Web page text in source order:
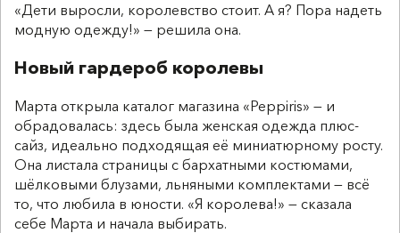
«Дети выросли, королевство стоит. А я? Пора надеть
модную одежду!» — решила она.
Новый гардероб королевы
Марта открыла каталог магазина «Peppiris» — и
обрадовалась: здесь была женская одежда плюс-
сайз, идеально подходящая её миниатюрному росту.
Она листала страницы с бархатными костюмами,
шёлковыми блузами, льняными комплектами — всё
то, что любила в юности. «Я королева!» — сказала
себе Марта и начала выбирать.